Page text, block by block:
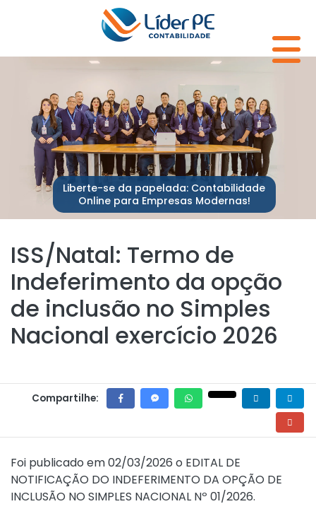
Liberte-se da papelada: Contabilidade
Online para Empresas Modernas!
ISS/Natal: Termo de
Indeferimento da opção
de inclusão no Simples
Nacional exercício 2026
Compartilhe:
Foi publicado em 02/03/2026 o EDITAL DE
NOTIFICAÇÃO DO INDEFERIMENTO DA OPÇÃO DE
INCLUSÃO NO SIMPLES NACIONAL Nº 01/2026.